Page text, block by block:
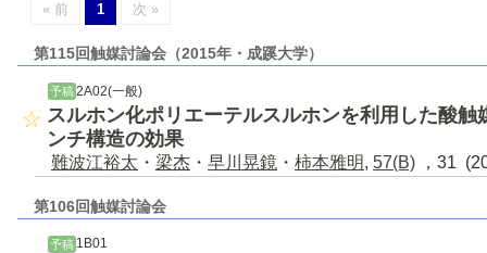
« 前 1 次 »
第115回触媒討論会（2015年・成蹊大学）
予稿 2A02(一般)
スルホン化ポリエーテルスルホンを利用した酸
ンチ構造の効果
難波江裕太 ・ 梁杰 ・ 早川晃鏡 ・ 柿本雅明, 57(B) ，31
第106回触媒討論会
予稿 1B01